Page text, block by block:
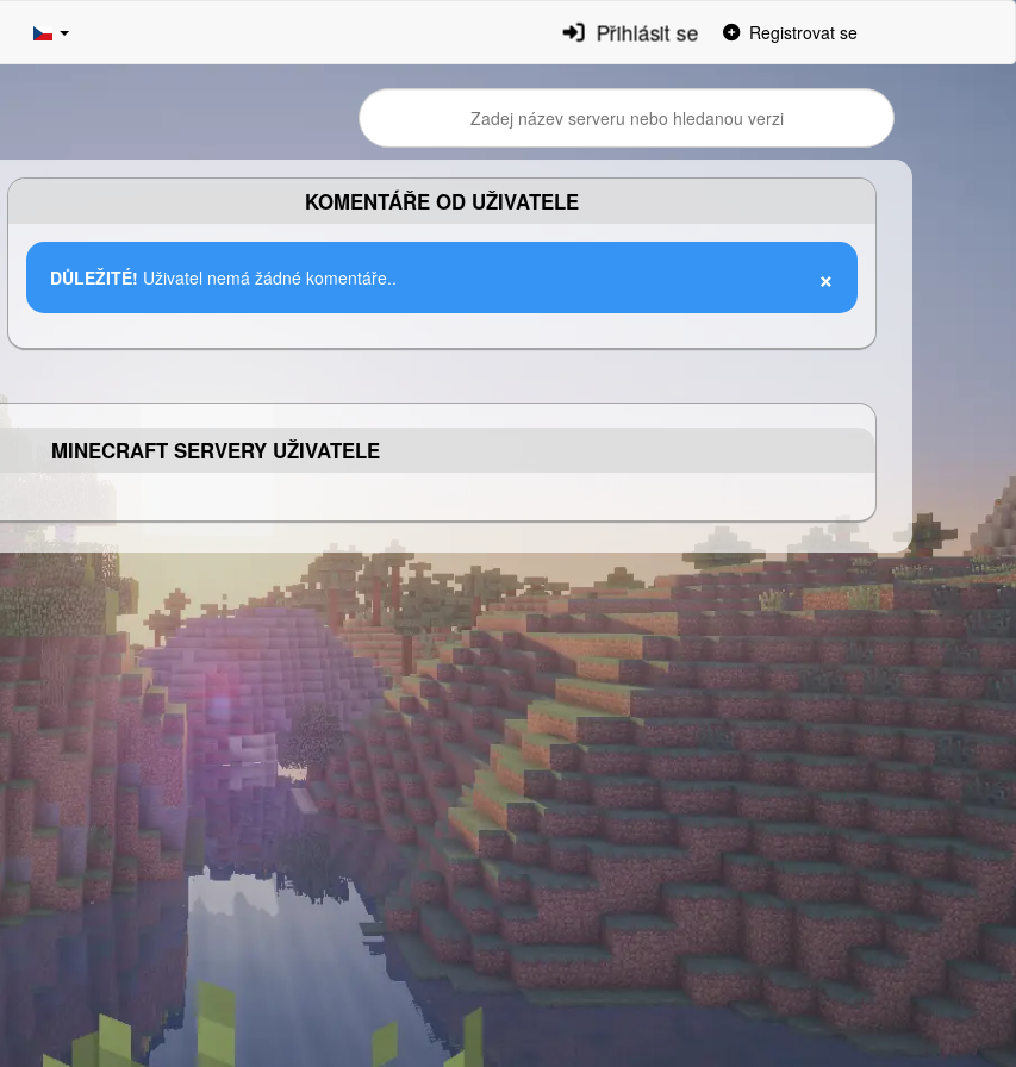
Přihlásit se Registrovat se
KOMENTÁŘE OD UŽIVATELE
×
DŮLEŽITÉ! Uživatel nemá žádné komentáře..
MINECRAFT SERVERY UŽIVATELE